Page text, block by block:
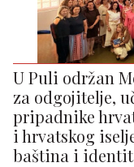
U Puli održan
za odgojitelje,
pripadnike
i hrvatskog
baština i